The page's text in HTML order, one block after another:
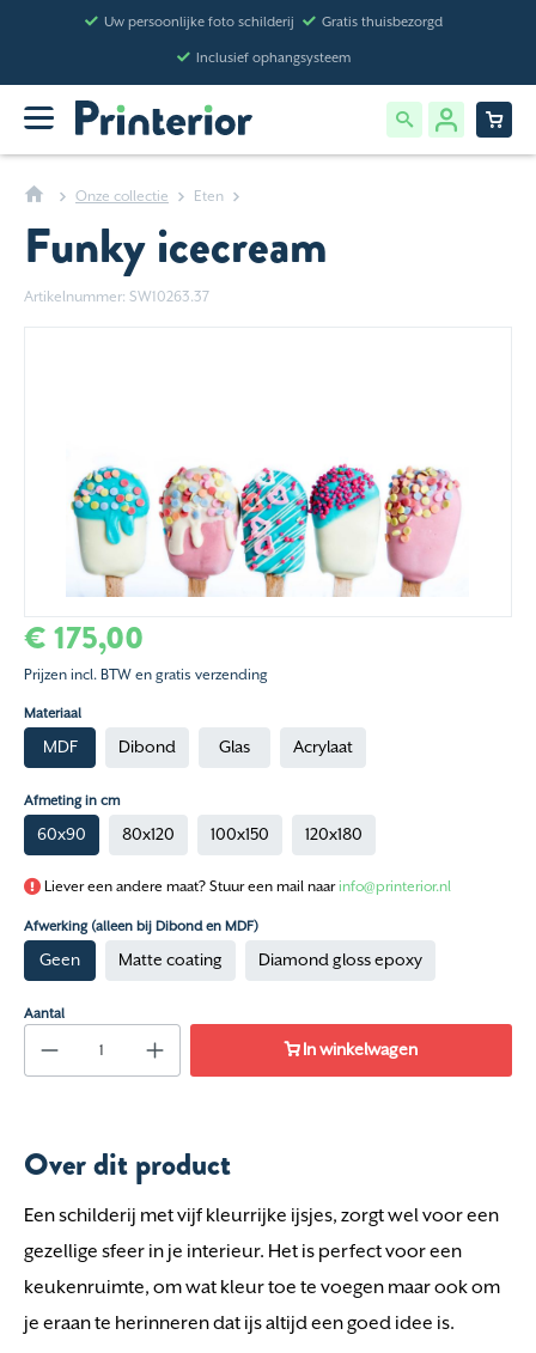
Uw persoonlijke foto schilderij Gratis thuisbezorgd
Inclusief ophangsysteem
Onze collectie Eten
Funky icecream
Artikelnummer: SW10263.37
€ 175,00
Prijzen incl. BTW en gratis verzending
Materiaal
MDF Dibond Glas Acrylaat
Afmeting in cm
60x90 80x120 100x150 120x180
Liever een andere maat? Stuur een mail naar info@printerior.nl
Afwerking (alleen bij Dibond en MDF)
Geen Matte coating Diamond gloss epoxy
Aantal
In winkelwagen
Over dit product
Een schilderij met vijf kleurrijke ijsjes, zorgt wel voor een
gezellige sfeer in je interieur. Het is perfect voor een
keukenruimte, om wat kleur toe te voegen maar ook om
je eraan te herinneren dat ijs altijd een goed idee is.